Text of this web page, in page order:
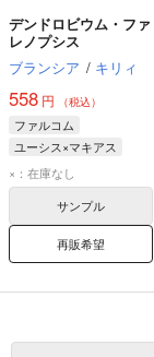
デンドロビウム・ファ
レノプシス
ブランシア / キリィ
558 円 （税込）
ファルコム
ユーシス×マキアス
×：在庫なし
サンプル
再販希望